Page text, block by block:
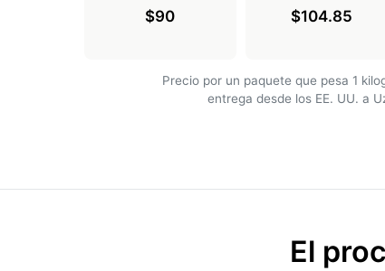
$90 $104.85
Precio por un paquete que pesa 1
entrega desde los EE. UU. a
El